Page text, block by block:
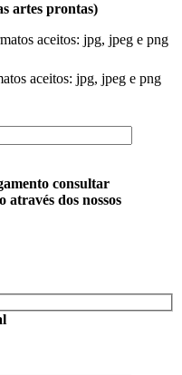
artes prontas)
aceitos: jpg, jpeg e png
aceitos: jpg, jpeg e png
consultar
dos nossos